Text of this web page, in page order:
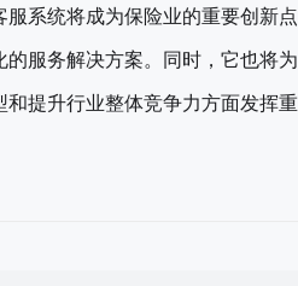
系统将成为保险业的重要创新
服务解决方案。同时，它也将
提升行业整体竞争力方面发挥